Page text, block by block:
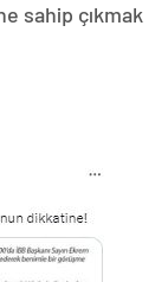
sahip çıkmak